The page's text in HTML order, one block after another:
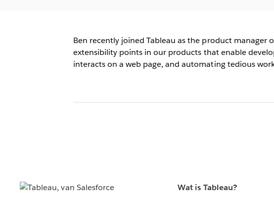
Ben recently joined Tableau as the product manager
extensibility points in our products that enable
interacts on a web page, and automating tedious
Wat is Tableau?